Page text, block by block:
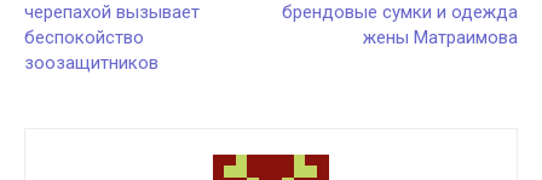
черепахой вызывает
беспокойство
зоозащитников
брендовые сумки и одежда
жены Матраимова